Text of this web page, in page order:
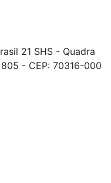
21 SHS - Quadra
- CEP: 70316-000